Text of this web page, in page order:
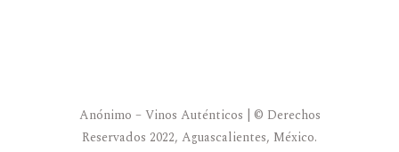
Anónimo – Vinos Auténticos | © Derechos
Reservados 2022, Aguascalientes, México.